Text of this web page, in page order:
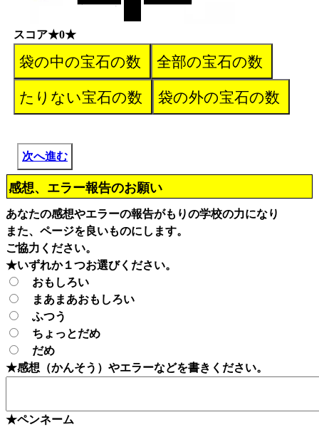
スコア★0★
次へ進む
感想、エラー報告のお願い
あなたの感想やエラーの報告がもりの学校の力になり
また、ページを良いものにします。
ご協力ください。
★いずれか１つお選びください。
おもしろい
まあまあおもしろい
ふつう
ちょっとだめ
だめ
★感想（かんそう）やエラーなどを書きください。
★ペンネーム